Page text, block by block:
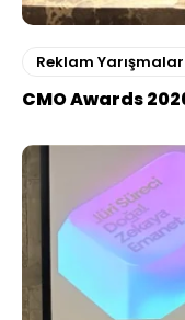
Reklam
CMO Awards